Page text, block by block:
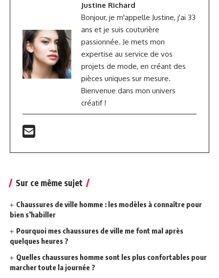
Justine Richard
Bonjour, je m'appelle Justine, j'ai 33
ans et je suis couturière
passionnée. Je mets mon
expertise au service de vos
projets de mode, en créant des
pièces uniques sur mesure.
Bienvenue dans mon univers
créatif !
Sur ce même sujet
Chaussures de ville homme : les modèles à connaître pour
bien s’habiller
Pourquoi mes chaussures de ville me font mal après
quelques heures ?
Quelles chaussures homme sont les plus confortables pour
marcher toute la journée ?